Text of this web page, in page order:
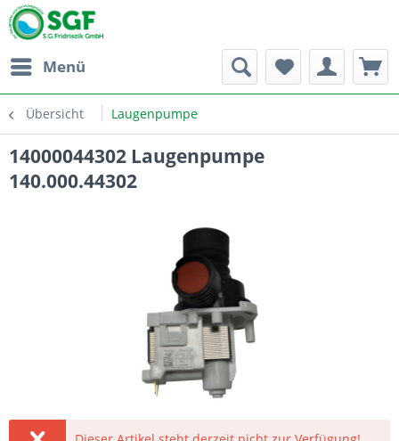
Menü
Übersicht Laugenpumpe
14000044302 Laugenpumpe
140.000.44302